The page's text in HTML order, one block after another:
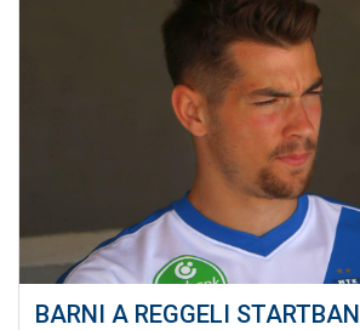
BARNI A REGGELI STARTBAN